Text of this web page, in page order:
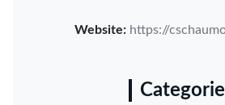
Website: https://